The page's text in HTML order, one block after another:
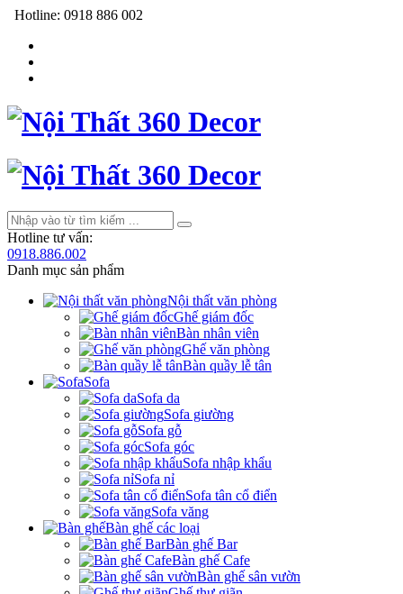
Hotline: 0918 886 002
Hotline tư vấn:
0918.886.002
Danh mục sản phẩm
Nội thất văn phòng
Ghế giám đốc
Bàn nhân viên
Ghế văn phòng
Bàn quầy lễ tân
Sofa
Sofa da
Sofa giường
Sofa gỗ
Sofa góc
Sofa nhập khẩu
Sofa nỉ
Sofa tân cổ điển
Sofa văng
Bàn ghế các loại
Bàn ghế Bar
Bàn ghế Cafe
Bàn ghế sân vườn